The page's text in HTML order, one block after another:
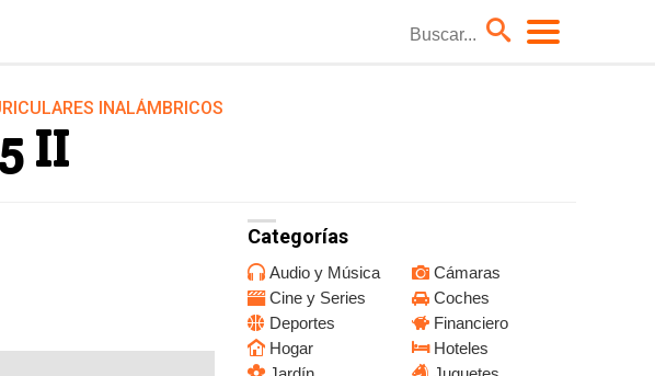
Coches
Niños
INALÁMBRICOS
II
Categorías
Audio y Música
Cámaras
Cine y Series
Coches
Deportes
Financiero
Hogar
Hoteles